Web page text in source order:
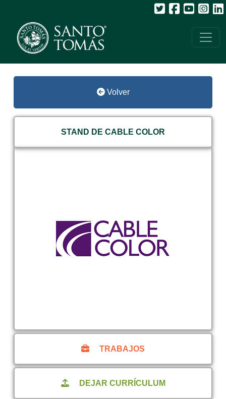
Volver
STAND DE CABLE COLOR
TRABAJOS
DEJAR CURRÍCULUM